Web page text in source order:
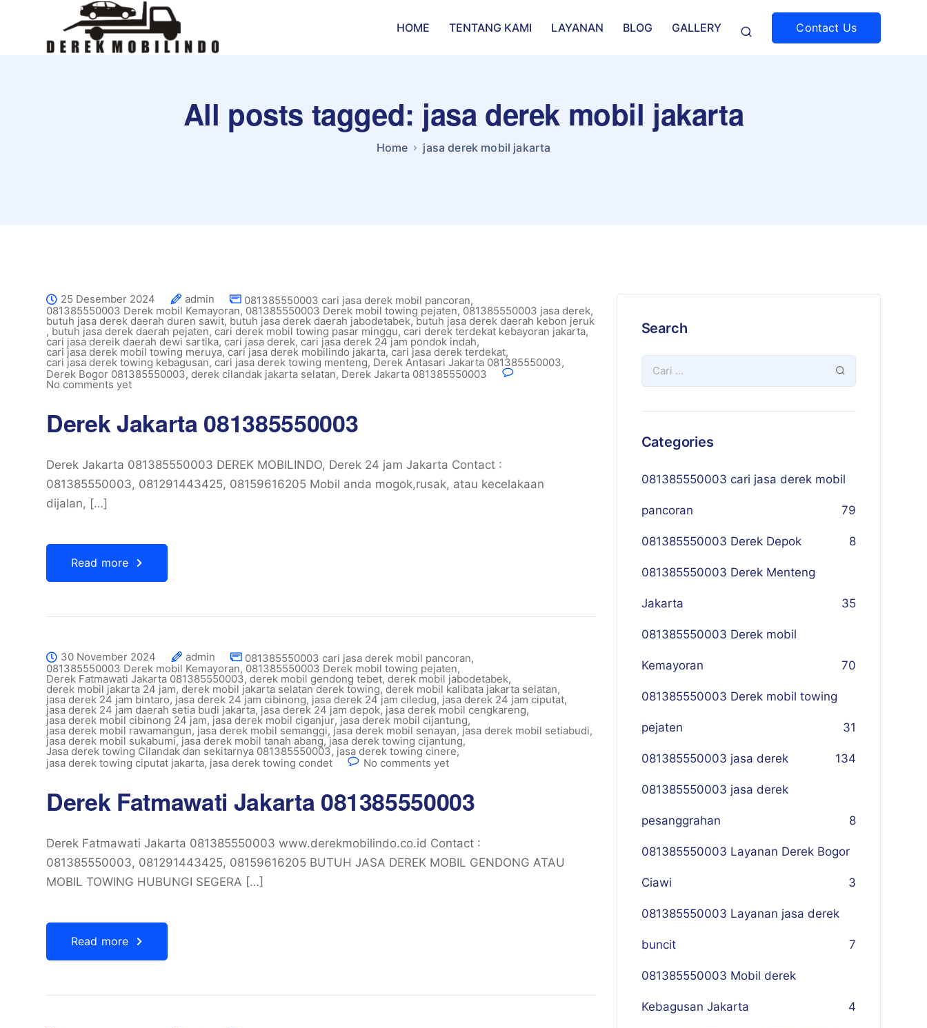
HOME TENTANG KAMI LAYANAN BLOG GALLERY Contact Us
All posts tagged: jasa derek mobil jakarta
Home jasa derek mobil jakarta
25 Desember 2024 admin 081385550003 cari jasa derek mobil pancoran,
081385550003 Derek mobil Kemayoran, 081385550003 Derek mobil towing pejaten, 081385550003 jasa derek,
butuh jasa derek daerah duren sawit, butuh jasa derek daerah jabodetabek,butuh jasa derek daerah kebon jeruk
, butuh jasa derek daerah pejaten, cari derek mobil towing pasar minggu, cari derek terdekat kebayoran jakarta,
cari jasa dereik daerah dewi sartika, cari jasa derek, cari jasa derek 24 jam pondok indah,
cari jasa derek mobil towing meruya, cari jasa derek mobilindo jakarta,cari jasa derek terdekat,
cari jasa derek towing kebagusan,cari jasa derek towing menteng, Derek Antasari Jakarta 081385550003,
Derek Bogor 081385550003, derek cilandak jakarta selatan, Derek Jakarta 081385550003
No comments yet
Derek Jakarta 081385550003
Derek Jakarta 081385550003 DEREK MOBILINDO, Derek 24 jam Jakarta Contact :
081385550003, 081291443425, 08159616205 Mobil anda mogok,rusak, atau kecelakaan
dijalan, […]
Read more
30 November 2024 admin 081385550003 cari jasa derek mobil pancoran,
081385550003 Derek mobil Kemayoran, 081385550003 Derek mobil towing pejaten,
Derek Fatmawati Jakarta 081385550003, derek mobil gendong tebet, derek mobil jabodetabek,
derek mobil jakarta 24 jam, derek mobil jakarta selatan derek towing,derek mobil kalibata jakarta selatan,
jasa derek 24 jam bintaro, jasa derek 24 jam cibinong, jasa derek 24 jam ciledug, jasa derek 24 jam ciputat,
jasa derek 24 jam daerah setia budi jakarta, jasa derek 24 jam depok, jasa derek mobil cengkareng,
jasa derek mobil cibinong 24 jam, jasa derek mobil ciganjur, jasa derek mobil cijantung,
jasa derek mobil rawamangun, jasa derek mobil semanggi, jasa derek mobil senayan, jasa derek mobil setiabudi,
jasa derek mobil sukabumi, jasa derek mobil tanah abang,jasa derek towing cijantung,
Jasa derek towing Cilandak dan sekitarnya 081385550003, jasa derek towing cinere,
jasa derek towing ciputat jakarta, jasa derek towing condet No comments yet
Derek Fatmawati Jakarta 081385550003
Derek Fatmawati Jakarta 081385550003 www.derekmobilindo.co.id Contact :
081385550003, 081291443425, 08159616205 BUTUH JASA DEREK MOBIL GENDONG ATAU
MOBIL TOWING HUBUNGI SEGERA […]
Read more
Search
Categories
081385550003 cari jasa derek mobil
pancoran 79
081385550003 Derek Depok 8
081385550003 Derek Menteng
Jakarta 35
081385550003 Derek mobil
Kemayoran 70
081385550003 Derek mobil towing
pejaten 31
081385550003 jasa derek 134
081385550003 jasa derek
pesanggrahan 8
081385550003 Layanan Derek Bogor
Ciawi 3
081385550003 Layanan jasa derek
buncit 7
081385550003 Mobil derek
Kebagusan Jakarta 4